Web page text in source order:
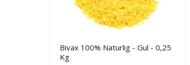
Bivax 100% Naturlig - Gul - 0,25
Kg